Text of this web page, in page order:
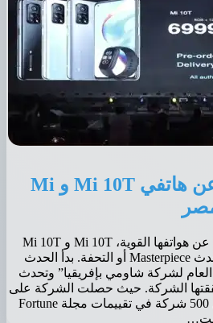
شاومى تُعلن عن هاتفي Mi 10T و Mi
أعلنت شركة شاومى عن هواتفها القوية، Mi 10T و Mi 10T
Pro. ضمن فاعليات حدث Masterpiece أو التحفة. بدأ الحدث
لشركة شاومي بإفريقيا” وتحدث
الشركة. حيث حصلت الشركة على
المركز، 422 من أصل 500 شركة في تقييمات مجلة Fortune